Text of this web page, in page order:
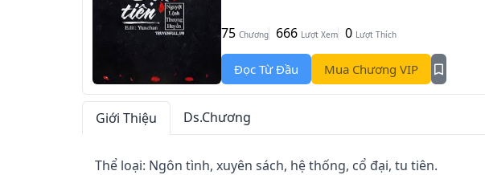
75 Chương 666 Lượt Xem 0 Lượt Thích
Đọc Từ Đầu Mua Chương VIP
Giới Thiệu Ds.Chương
Thể loại: Ngôn tình, xuyên sách, hệ thống, cổ đại, tu tiên.